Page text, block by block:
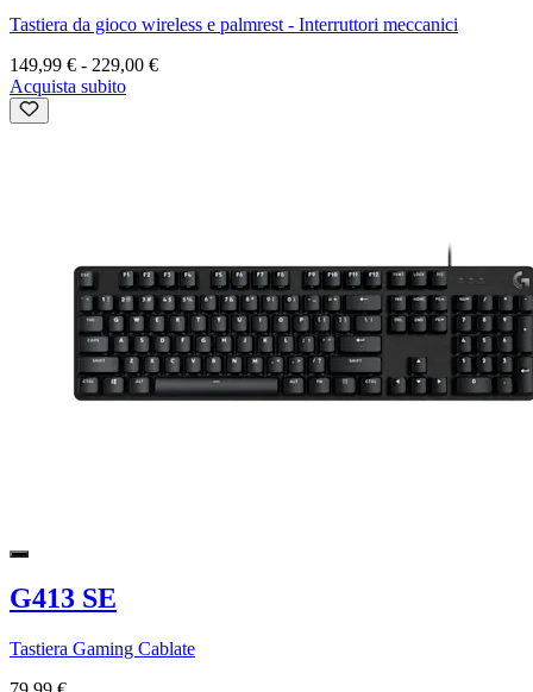
Tastiera da gioco wireless e palmrest - Interruttori meccanici
149,99 € - 229,00 €
Acquista subito
G413 SE
Tastiera Gaming Cablate